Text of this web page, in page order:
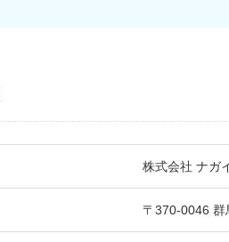
株式会社 ナガ
〒370-0046 群